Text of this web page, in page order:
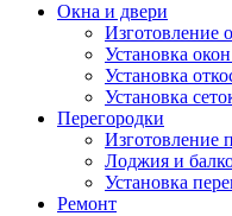
Окна и двери
Изготовление
Установка
Установка
Установка
Перегородки
Изготовление
Лоджия и
Установка
Ремонт